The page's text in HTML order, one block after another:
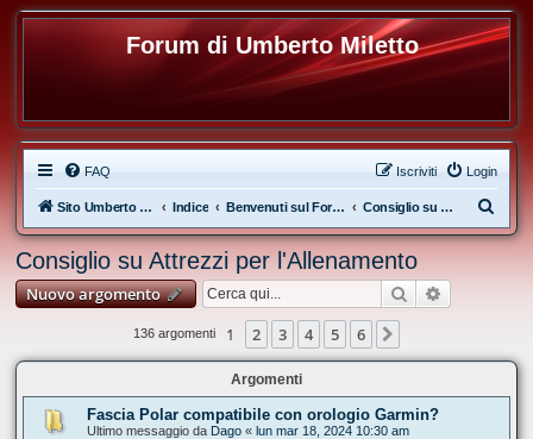
Forum di Umberto Miletto
FAQ Login
Iscriviti
Sito Umberto Miletto Indice Benvenuti sul Forum di Umberto Miletto Consiglio su Attrezzi per l'Allenamento
e
Consiglio su Attrezzi per l'Allenamento
Nuovo argomento Cerca
136 argomenti 1 2 3 4 5 6
Argomenti
Fascia Polar compatibile con orologio Garmin?
Ultimo messaggio da Dago « lun mar 18, 2024 10:30 am